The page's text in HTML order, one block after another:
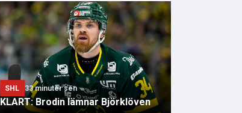
SHL 33 minuter sen
KLART: Brodin lämnar Björklöven